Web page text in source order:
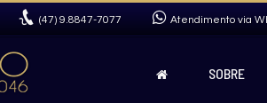
(47) 9.8847-7077 Atendimento via
SOBRE